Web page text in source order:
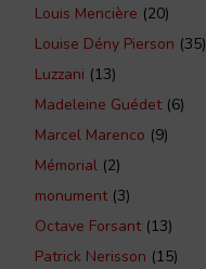
Louis Mencière (20)
Louise Dény Pierson (35)
Luzzani (13)
Madeleine Guédet(6)
Marcel Marenco (9)
Mémorial (2)
monument(3)
Octave Forsant(13)
Patrick Nerisson (15)